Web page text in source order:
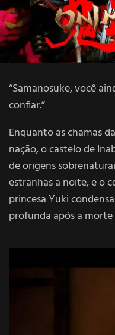
“Samanosuke, você
confiar.”
Enquanto as chamas
nação, o castelo de
de origens
estranhas a noite, e o
princesa Yuki
profunda após a